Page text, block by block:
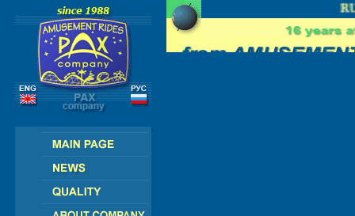
AMERICA - ASIA - AFRICA